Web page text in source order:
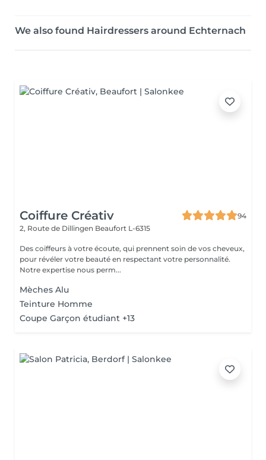
We also found Hairdressers around Echternach
Coiffure Créativ
94
2, Route de Dillingen Beaufort L-6315
Des coiffeurs à votre écoute, qui prennent soin de vos cheveux,
pour révéler votre beauté en respectant votre personnalité.
Notre expertise nous perm...
Mèches Alu
Teinture Homme
Coupe Garçon étudiant +13